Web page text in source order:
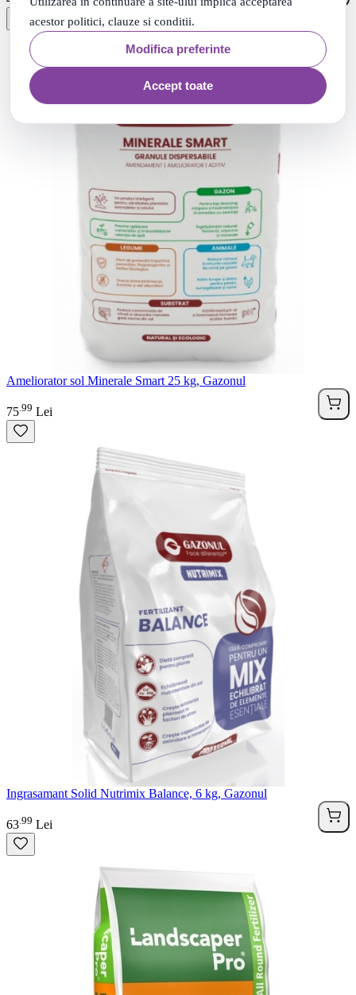
acestor politici, clauze si conditii.
Modifica preferinte
Accept toate
Ameliorator sol Minerale Smart 25 kg, Gazonul
75 99 Lei
Ingrasamant Solid Nutrimix Balance, 6 kg, Gazonul
63 99 Lei